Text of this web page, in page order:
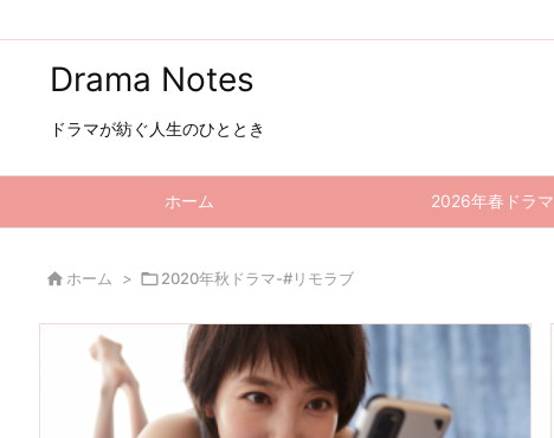
Drama Notes
ドラマが紡ぐ人生のひととき
ホーム 2026年春ドラマ
 ホーム > 2020年秋ドラマ-#リモラブ